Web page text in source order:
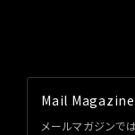
Mail Magazine
メールマガジンで